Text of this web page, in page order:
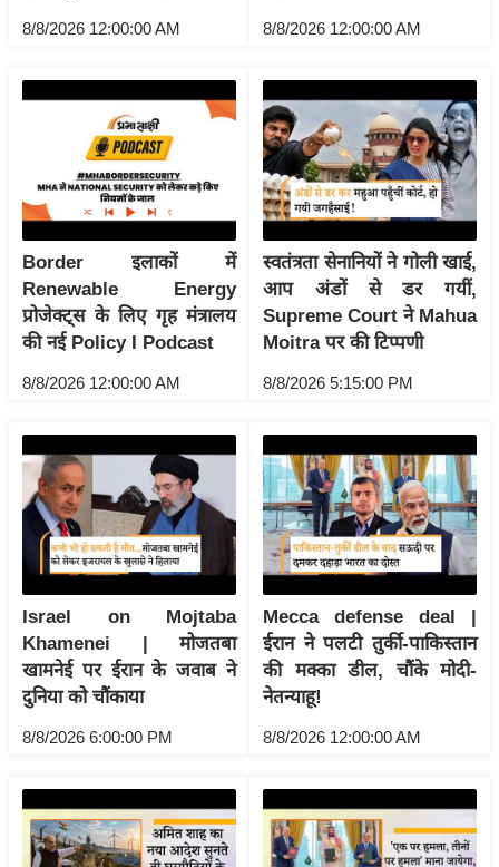
ट
P
2
6
क्रा
इ
म
ई
पे
प
मि
सा
ल
बे
मि
सा
ख्सि
य
त
8/8/2026 12:00:00 AM 8/8/2026 12:00:00 AM
Border इलाकों में
Renewable Energy
प्रोजेक्ट्स के लिए गृह मंत्रालय
की नई Policy I Podcast
8/8/2026 12:00:00 AM
स्वतंत्रता सेनानियों ने गोली खाई,
आप अंडों से डर गयीं,
Supreme Court ने Mahua
Moitra पर की टिप्पणी
8/8/2026 5:15:00 PM
Israel on Mojtaba
Khamenei | मोजतबा
खामनेई पर ईरान के जवाब ने
दुनिया को चौंकाया
8/8/2026 6:00:00 PM
Mecca defense deal |
ईरान ने पलटी तुर्की-पाकिस्तान
की मक्का डील, चौंके मोदी-
नेतन्याहू!
8/8/2026 12:00:00 AM